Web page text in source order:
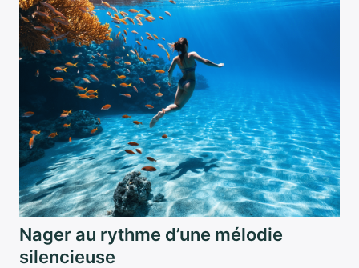
Nager au rythme d’une mélodie
silencieuse